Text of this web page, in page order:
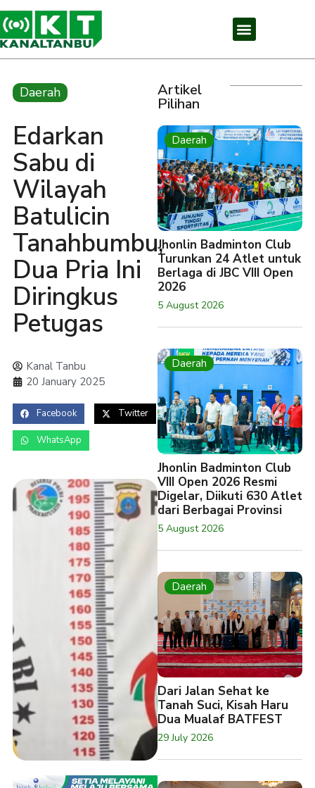
Daerah
Edarkan
Sabu di
Wilayah
Batulicin
Tanahbumbu,
Dua Pria Ini
Diringkus
Petugas
Kanal Tanbu
20 January 2025
Facebook Twitter
WhatsApp
Artikel
Pilihan
Daerah
Jhonlin Badminton Club
Turunkan 24 Atlet untuk
Berlaga di JBC VIII Open
2026
5 August 2026
Daerah
Jhonlin Badminton Club
VIII Open 2026 Resmi
Digelar, Diikuti 630 Atlet
dari Berbagai Provinsi
5 August 2026
Daerah
Dari Jalan Sehat ke
Tanah Suci, Kisah Haru
Dua Mualaf BATFEST
29 July 2026